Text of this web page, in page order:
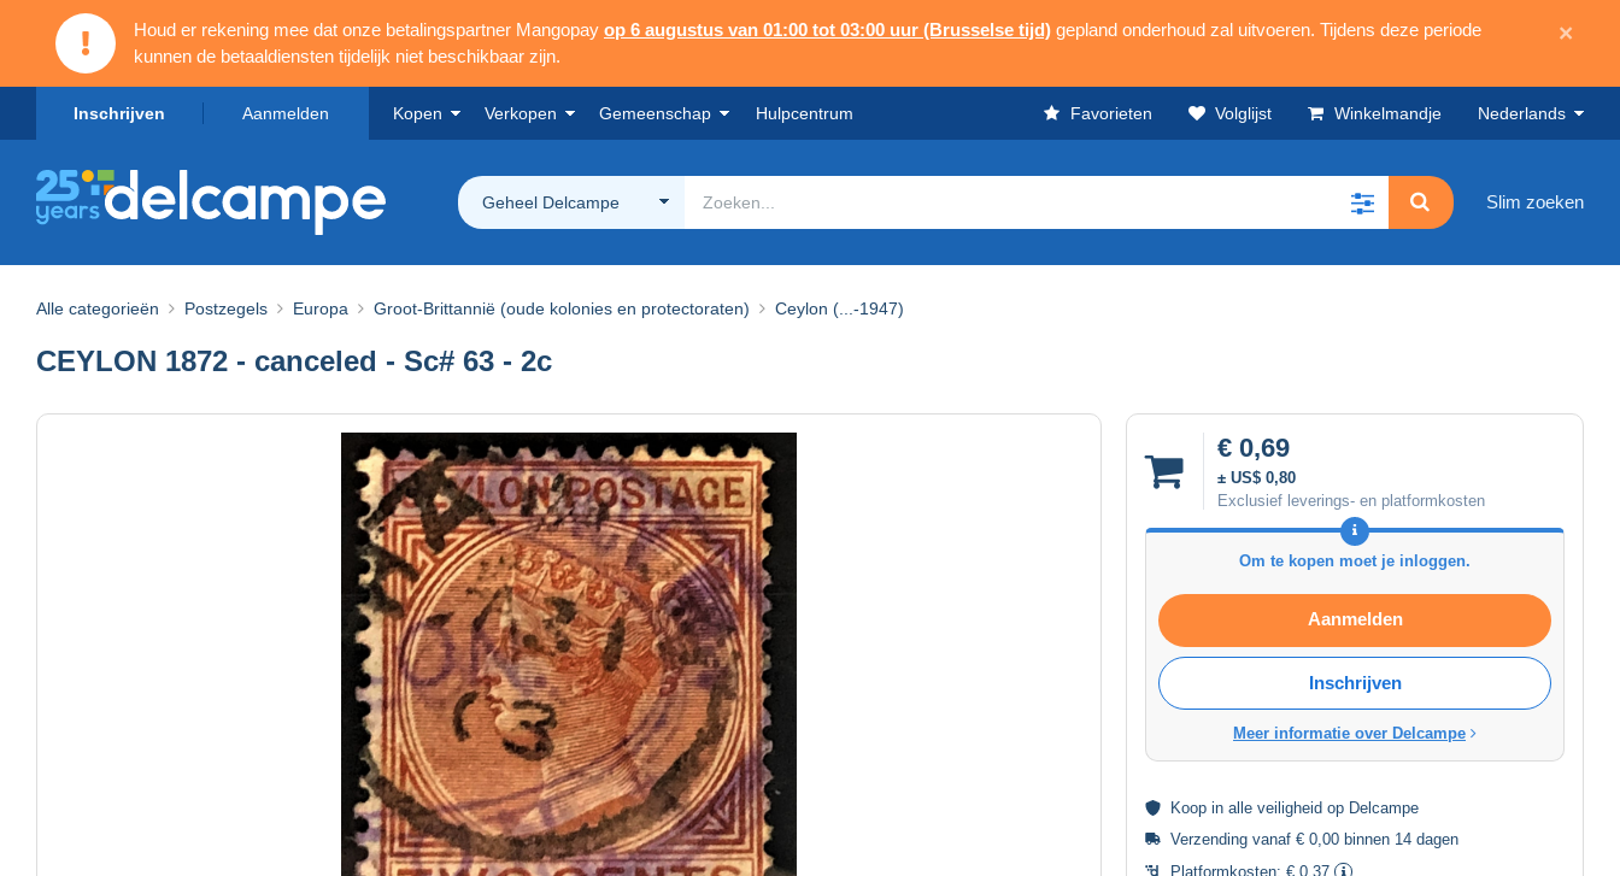
Houd er rekening mee dat onze betalingspartner Mangopay op 6 augustus van 01:00 tot 03:00 uur (Brusselse tijd) gepland onderhoud zal uitvoeren. Tijdens deze periode
kunnen de betaaldiensten tijdelijk niet beschikbaar zijn.
×
Inschrijven Aanmelden Kopen Verkopen Gemeenschap Hulpcentrum Favorieten Volglijst Winkelmandje Nederlands
Geheel Delcampe Slim zoeken
Alle categorieën Postzegels Europa Groot-Brittannië (oude kolonies en protectoraten) Ceylon (...-1947)
CEYLON 1872 - canceled - Sc# 63 - 2c
€ 0,69
± US$ 0,80
Exclusief leverings- en platformkosten
Om te kopen moet je inloggen.
Aanmelden
Inschrijven
Meer informatie over Delcampe
Koop in alle veiligheid op Delcampe
Verzending vanaf € 0,00 binnen 14 dagen
Platformkosten: € 0,37